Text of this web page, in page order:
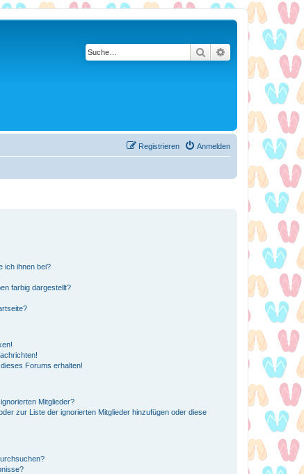
Suche Erweiterte Suche
Anmelden
Registrieren
ich ihnen bei?
farbig dargestellt?
Forums erhalten!
Mitglieder?
zur Liste der ignorierten Mitglieder hinzufügen oder diese